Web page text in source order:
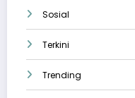
Sosial
Terkini
Trending